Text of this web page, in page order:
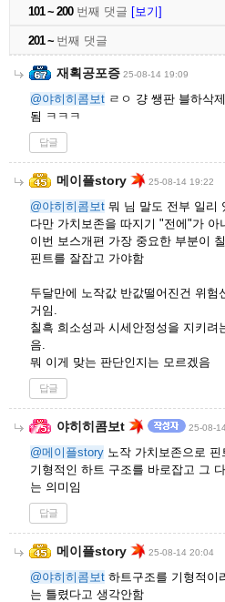
101 ~ 200번째 댓글 [보기]
201 ~ 번째 댓글
재획공포증 25-08-14 19:09
@야히히콤보t ㄹㅇ 걍 쌩판 블하삭
됨 ㅋㅋㅋ
답글
메이플story 25-08-14 19:22
@야히히콤보t 뭐 님 말도 전부 일리
다만 가치보존을 따지기 "전에"가 아
이번 보스개편 가장 중요한 부분이
핀트를 잘잡고 가야함
두달만에 노작값 반값떨어진건 위
거임.
칠흑 희소성과 시세안정성을 지키
음.
뭐 이게 맞는 판단인지는 모르겠음
답글
야히히콤보t 25-08-
@메이플story 노작 가치보존으로 핀
기형적인 하트 구조를 바로잡고 그
는 의미임
답글
메이플story 25-08-14 20:04
@야히히콤보t 하트구조를 기형적이
는 틀렸다고 생각안함